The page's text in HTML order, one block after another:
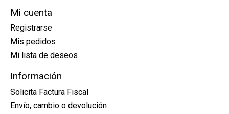
Mi cuenta
Registrarse
Mis pedidos
Mi lista de deseos
Información
Solicita Factura Fiscal
Envío, cambio o devolución